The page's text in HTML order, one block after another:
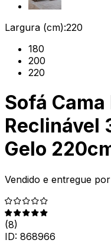
Largura (cm):220
180
200
220
Sofá
Reclinável
Gelo
Vendido e entregue por
(8)
ID: 868966